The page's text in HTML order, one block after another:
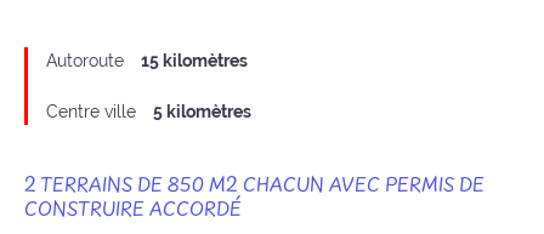
Autoroute 15 kilomètres
Centre ville 5 kilomètres
2 TERRAINS DE 850 M2 CHACUN AVEC PERMIS DE
CONSTRUIRE ACCORDÉ